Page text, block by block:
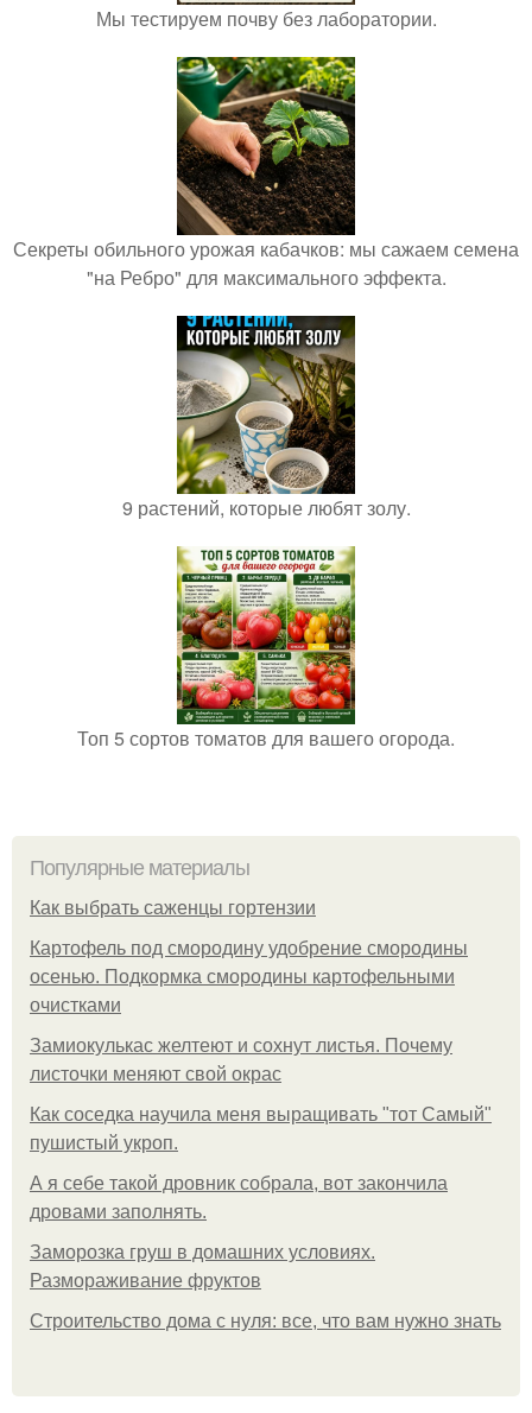
Мы тестируем почву без лаборатории.
Секреты обильного урожая кабачков: мы сажаем семена
"на Ребро" для максимального эффекта.
9 растений, которые любят золу.
Топ 5 сортов томатов для вашего огорода.
Популярные материалы
Как выбрать саженцы гортензии
Картофель под смородину удобрение смородины
осенью. Подкормка смородины картофельными
очистками
Замиокулькас желтеют и сохнут листья. Почему
листочки меняют свой окрас
Как соседка научила меня выращивать "тот Самый"
пушистый укроп.
А я себе такой дровник собрала, вот закончила
дровами заполнять.
Заморозка груш в домашних условиях.
Размораживание фруктов
Строительство дома с нуля: все, что вам нужно знать